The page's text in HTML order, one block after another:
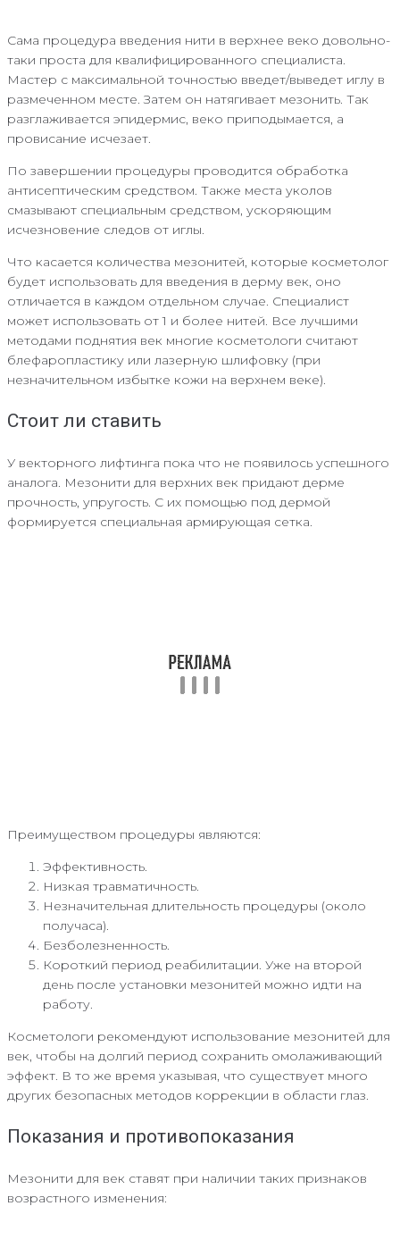
Сама процедура введения нити в верхнее веко довольно-
таки проста для квалифицированного специалиста.
Мастер с максимальной точностью введет/выведет иглу в
размеченном месте. Затем он натягивает мезонить. Так
разглаживается эпидермис, веко приподымается, а
провисание исчезает.
По завершении процедуры проводится обработка
антисептическим средством. Также места уколов
смазывают специальным средством, ускоряющим
исчезновение следов от иглы.
Что касается количества мезонитей, которые косметолог
будет использовать для введения в дерму век, оно
отличается в каждом отдельном случае. Специалист
может использовать от 1 и более нитей. Все лучшими
методами поднятия век многие косметологи считают
блефаропластику или лазерную шлифовку (при
незначительном избытке кожи на верхнем веке).
Стоит ли ставить
У векторного лифтинга пока что не появилось успешного
аналога. Мезонити для верхних век придают дерме
прочность, упругость. С их помощью под дермой
формируется специальная армирующая сетка.
Преимуществом процедуры являются:
Эффективность.
Низкая травматичность.
Незначительная длительность процедуры (около
получаса).
Безболезненность.
Короткий период реабилитации. Уже на второй
день после установки мезонитей можно идти на
работу.
Косметологи рекомендуют использование мезонитей для
век, чтобы на долгий период сохранить омолаживающий
эффект. В то же время указывая, что существует много
других безопасных методов коррекции в области глаз.
Показания и противопоказания
Мезонити для век ставят при наличии таких признаков
возрастного изменения: